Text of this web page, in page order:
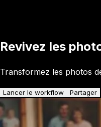
Revivez les
Transformez les photos
Lancer le workflow Partager